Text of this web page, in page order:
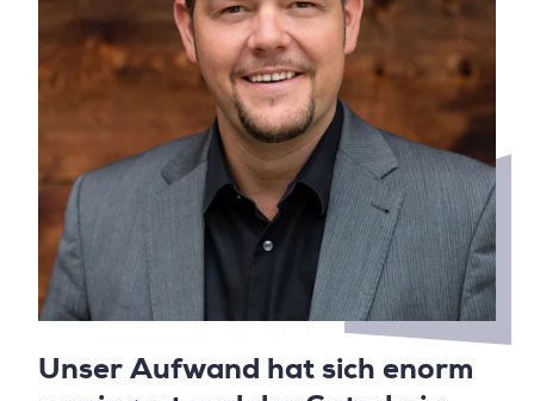
Unser Aufwand hat sich enorm